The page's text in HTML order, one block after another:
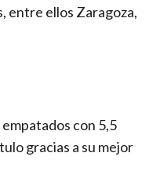
entre ellos Zaragoza,
con 5,5
gracias a su mejor